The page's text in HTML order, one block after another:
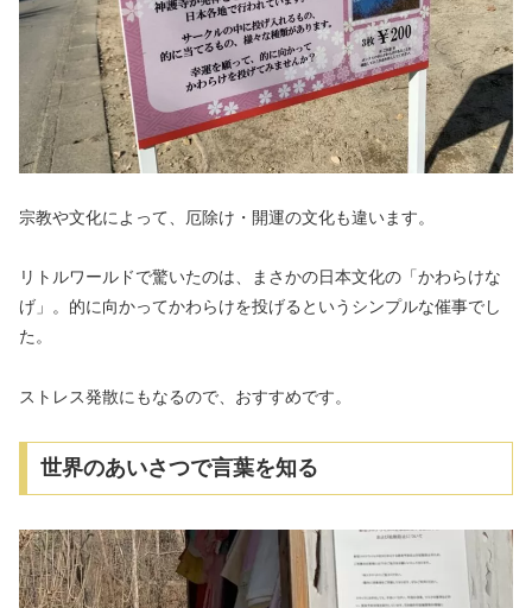
宗教や文化によって、厄除け・開運の文化も違います。
リトルワールドで驚いたのは、まさかの日本文化の「かわらけな
げ」。的に向かってかわらけを投げるというシンプルな催事でし
た。
ストレス発散にもなるので、おすすめです。
世界のあいさつで言葉を知る